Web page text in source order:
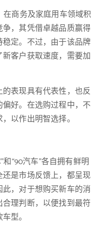
商务及家庭用车领域积
，其凭借卓越品质赢得
定。不过，由于该品牌
客户获取速度，需要加
表现具有代表性，也反
好。在选购过程中，不
以作出明智选择。
“90汽车”各自拥有鲜明
是市场反馈上，都呈现
，对于想购买新车的消
理判断，以便找到最符
型。